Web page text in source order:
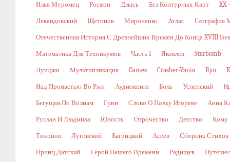
Илья Муромец Росмэн Дзысь Без Контурных Карт XX
Левандовский Щетинов Мироненко Атлас География
Отечественная История С Древнейших Времен До Конца XVIII
Математика Для Техникумов Часть I Яковлев Starbomb
Луиджи Мультипликация Games Crasher-Vania Ryu
Над Пропастью Во Ржи Аудиокнига Боль Успенский
Бегущая По Волнам Грин Слово О Полку Игореве Анна
Руслан И Людмила Юность Отрочество Детство Кому
Тихонов Луговской Багрицкий Асеев Сборник Стихов
Принц Датский Герой Нашего Времени Радищев